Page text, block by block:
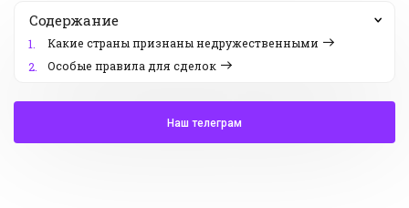
Содержание
1.
Какие страны признаны недружественными
2.
Особые правила для сделок
Наш телеграм